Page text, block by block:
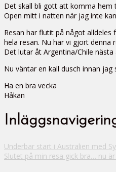
Det skall bli gott att komma hem
Open mitt i natten när jag inte
Resan har flutit på något
hela resan. Nu har vi gjort denna
Det lutar åt Argentina/Chile nästa
Nu väntar en kall dusch innan
Ha en bra vecka
Håkan
Underbar start i Australien med
Slutet på min resa gick bra… nu